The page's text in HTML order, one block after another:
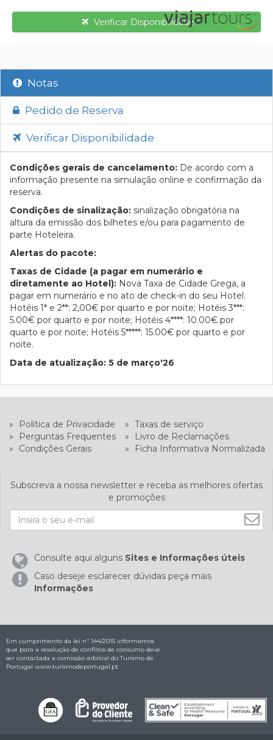
Verificar Disponibilidade
Notas
Pedido de Reserva
Verificar Disponibilidade
Condições gerais de cancelamento: De acordo com a
informação presente na simulação online e confirmação da
reserva.
Condições de sinalização: sinalização obrigatória na
altura da emissão dos bilhetes e/ou para pagamento de
parte Hoteleira.
Alertas do pacote:
Taxas de Cidade (a pagar em numerário e
diretamente ao Hotel): Nova Taxa de Cidade Grega, a
pagar em numerário e no ato de check-in do seu Hotel.
Hotéis 1* e 2**: 2,00€ por quarto e por noite; Hotéis 3***:
5.00€ por quarto e por noite; Hotéis 4****: 10.00€ por
quarto e por noite; Hotéis 5*****: 15.00€ por quarto e por
noite.
Data de atualização: 5 de março'26
» Política de Privacidade » Taxas de serviço
»
Perguntas Frequentes »
Livro de Reclamações
»
Condições Gerais » Ficha Informativa Normalizada
Subscreva a nossa newsletter e receba as melhores ofertas
e promoções
Consulte aqui alguns Sites e Informações úteis
Caso deseje esclarecer dúvidas peça mais
Informações
Em cumprimento da lei nº 144/2015 informamos
que para a resolução de conflitos de consumo deve
ser contactada a comissão arbitral do Turismo de
Portugal www.turismodeportugal.pt